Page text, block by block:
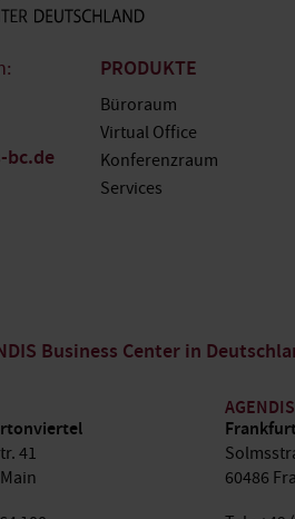
bc.de
PRODUKTE
Büroraum
Virtual Office
Konferenzraum
Services
Business Center in
41
AGENDIS
60486